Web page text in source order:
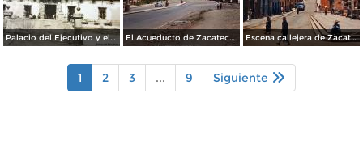
Palacio del Ejecutivo y el cerro de La Bufa al fondo. Zacatecas. El Acueducto de Zacatecas 1958. Escena callejera de Zacatecas 1958.
1 2 3 ... 9 Siguiente